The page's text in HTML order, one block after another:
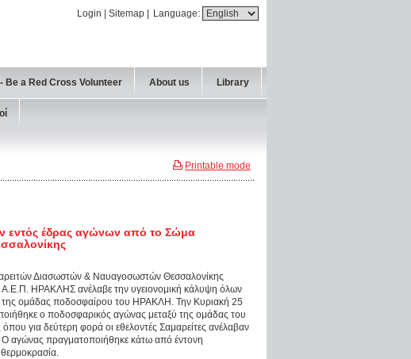
Language:
Login Sitemap
Be a Red Cross Volunteer About us Library
Printable mode
εντός έδρας αγώνων από το Σώμα
Διασωστών & Ναυαγοσωστών Θεσσαλονίκης
Α.Ε.Π. ΗΡΑΚΛΗΣ ανέλαβε την υγειονομική κάλυψη όλων
της ομάδας ποδοσφαίρου του ΗΡΑΚΛΗ. Την Κυριακή 25
ο ποδοσφαρικός αγώνας μεταξύ της ομάδας του
για δεύτερη φορά οι εθελοντές Σαμαρείτες ανέλαβαν
Ο αγώνας πραγματοποιήθηκε κάτω από έντονη